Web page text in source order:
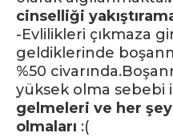
cinselliği
-Evlilikleri çıkmaza
geldiklerinde
%50
yüksek olma sebebi
gelmeleri ve her
olmaları :(